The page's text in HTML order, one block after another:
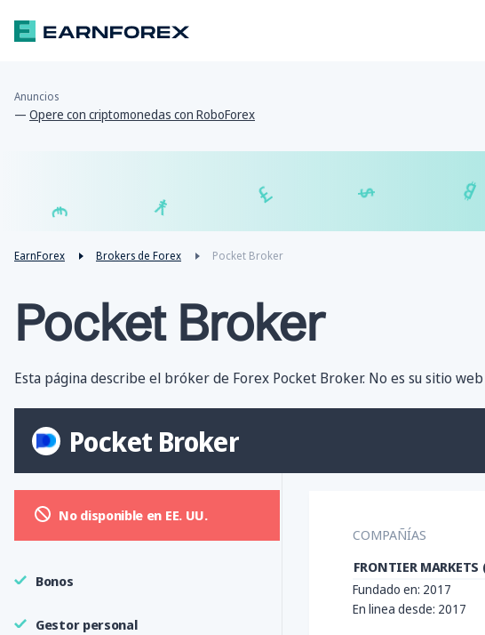
Anuncios
— Opere con criptomonedas con RoboForex
$
£
¥
€
EarnForex Brokers de Forex Pocket Broker
Pocket Broker
Esta página describe el bróker de Forex Pocket Broker. No es su sitio
Pocket Broker
No disponible en EE. UU.
Bonos
Gestor personal
COMPAÑÍAS
FRONTIER MARKETS
Fundado en: 2017
En linea desde: 2017